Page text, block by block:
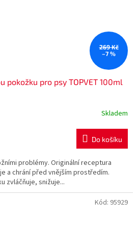
269 Kč
–7 %
pokožku pro psy TOPVET 100ml
Skladem
Do košíku
problémy. Originální receptura
a chrání před vnějším prostředím.
zvláčňuje, snižuje...
Kód: 95929